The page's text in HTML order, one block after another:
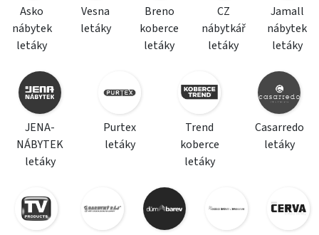
Asko
nábytek
letáky
Vesna
letáky
Breno
koberce
letáky
CZ
nábytkář
letáky
Jamall
nábytek
letáky
JENA-
NÁBYTEK
letáky
Purtex
letáky
Trend
koberce
letáky
Casarredo
letáky